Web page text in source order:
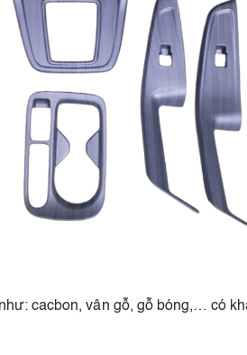
cacbon, vân gỗ, gỗ bóng,… có